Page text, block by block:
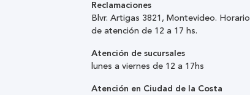
Reclamaciones
Blvr. Artigas 3821, Montevideo. Horario
de atención de 12 a 17 hs.
Atención de sucursales
lunes a viernes de 12 a 17hs
Atención en Ciudad de la Costa